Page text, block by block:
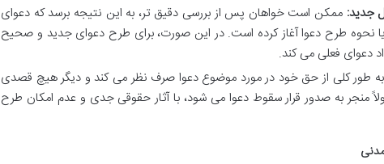
جدید: ممکن است خواهان پس از بررسی دقیق تر، به این نتیجه برسد که دعوای
یا نحوه طرح دعوا آغاز کرده است. در این صورت، برای طرح دعوای جدید و صحیح
دعوای فعلی می کند.
به طور کلی از حق خود در مورد موضوع دعوا صرف نظر می کند و دیگر هیچ قصدی
منجر به صدور قرار سقوط دعوا می شود، با آثار حقوقی جدی و عدم امکان طرح